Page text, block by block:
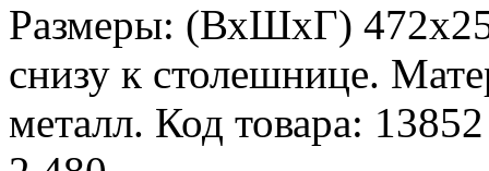
Размеры: (ВхШхГ)
снизу к столешнице.
металл. Код товара: 13852